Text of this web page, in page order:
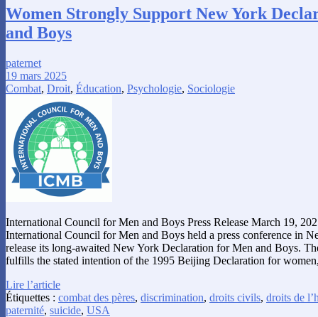
Women Strongly Support New York
and Boys
paternet
19 mars 2025
Combat, Droit, Éducation, Psychologie, Sociologie
International Council for Men and Boys Press Release March 19,
International Council for Men and Boys held a press conference in
release its long-awaited New York Declaration for Men and Boys.
fulfills the stated intention of the 1995 Beijing Declaration for
Lire l’article
Étiquettes : combat des pères, discrimination, droits civils, droits de
paternité, suicide, USA